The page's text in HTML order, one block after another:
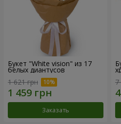
Букет "White vision" из 17
белых диантусов
1 621 грн
Заказать
7